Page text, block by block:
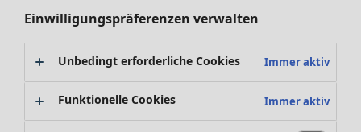
Einwilligungspräferenzen verwalten
Unbedingt erforderliche Cookies Immer aktiv
Funktionelle Cookies Immer aktiv